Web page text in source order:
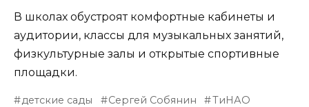
В школах обустроят комфортные кабинеты и
аудитории, классы для музыкальных занятий,
физкультурные залы и открытые спортивные
площадки.
детские сады Сергей Собянин
ТиНАО